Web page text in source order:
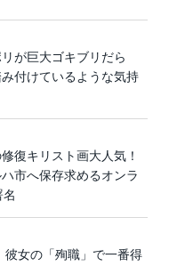
が巨大ゴキブリだら
付けているような気持
復キリスト画大人気！
市へ保存求めるオンラ
彼女の「殉職」で一番得